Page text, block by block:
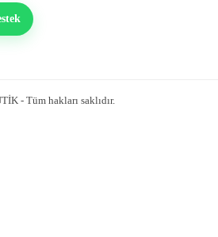
- Tüm hakları saklıdır.